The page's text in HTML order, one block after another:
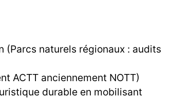
(Parcs naturels régionaux : audits
ACTT anciennement NOTT)
durable en mobilisant